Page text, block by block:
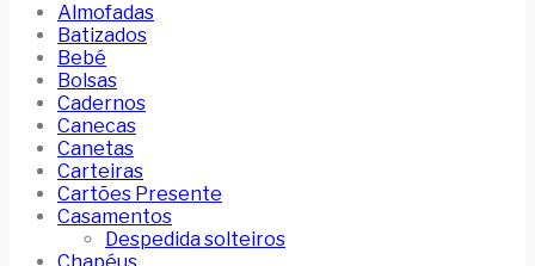
Almofadas
Batizados
Bebé
Bolsas
Cadernos
Canecas
Canetas
Carteiras
Cartões Presente
Casamentos
Despedida solteiros